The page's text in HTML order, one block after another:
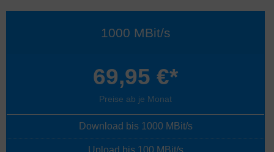
1000 MBit/s
69,95 €*
Preise ab je Monat
Download bis 1000 MBit/s